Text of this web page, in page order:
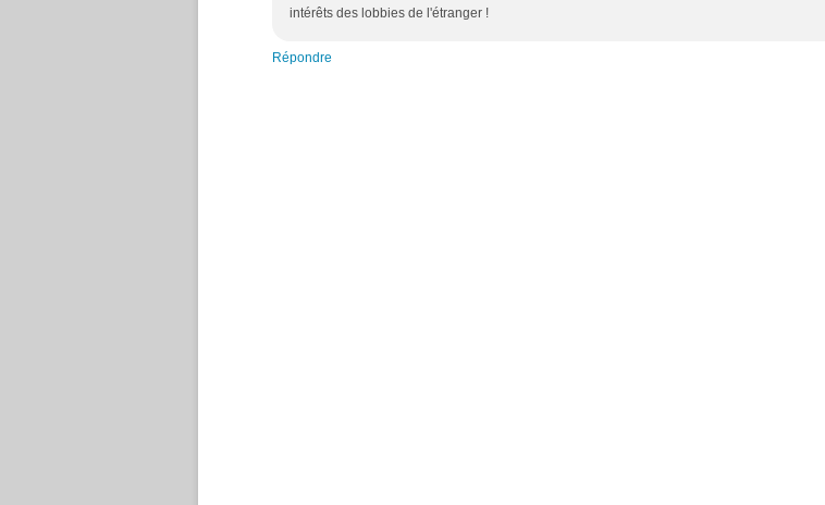
intérêts des lobbies de l'étranger !
Répondre